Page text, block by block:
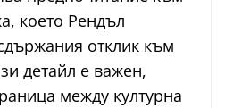
което Рендъл
отклик към
детайл е важен,
между културна